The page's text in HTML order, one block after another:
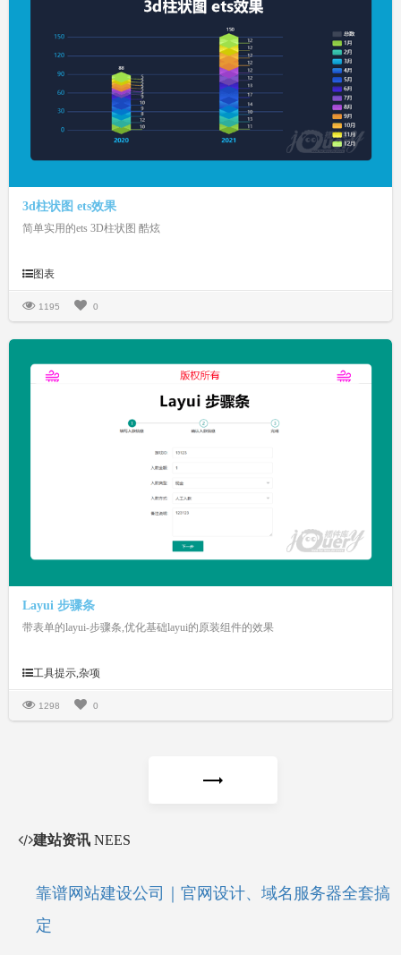
3d柱状图 ets效果
简单实用的ets 3D柱状图 酷炫
图表
1195 0
Layui 步骤条
带表单的layui-步骤条,优化基础layui的原装组件的效果
工具提示,杂项
1298 0
建站资讯 NEES
靠谱网站建设公司｜官网设计、域名服务器全套搞
定